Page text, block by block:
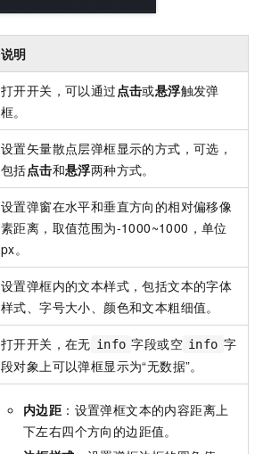
说明
打开开关，可以通过 点击或悬浮触发弹
框。
设置矢量散点层弹框显示的方式，可选，
包括点击和悬浮两种方式。
设置弹窗在水平和垂直方向的相对偏移像
素距离，取值范围为-1000~1000，单位
px。
设置弹框内的文本样式，包括文本的字体
样式、字号大小、颜色和文本粗细值。
打开开关，在无 info 字段或空 info 字
段对象上可以弹框显示为“无数据”。
内边距 ：设置弹框文本的内容距离上
下左右四个方向的边距值。